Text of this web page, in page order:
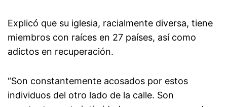
Explicó que su iglesia, racialmente diversa, tiene
miembros con raíces en 27 países, así como
adictos en recuperación.
“Son constantemente acosados por estos
individuos del otro lado de la calle. Son